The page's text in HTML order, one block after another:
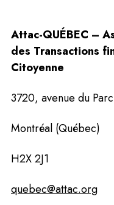
Attac-QUÉBEC –
des Transactions
Citoyenne
3720, avenue du Parc
Montréal (Québec)
H2X 2J1
quebec@attac.org